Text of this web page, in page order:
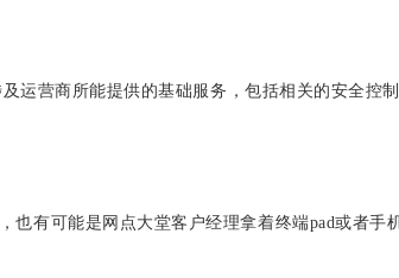
运营商所能提供的基础服务，包括相关的安全控
也有可能是网点大堂客户经理拿着终端pad或者手